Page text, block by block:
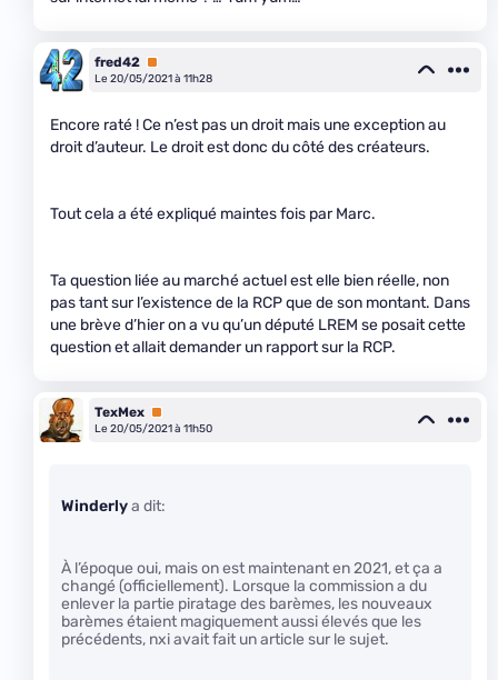
fred42 Premium
Le 20/05/2021 à 11h28
Encore raté ! Ce n’est pas un droit mais une exception au
droit d’auteur. Le droit est donc du côté des créateurs.
Tout cela a été expliqué maintes fois par Marc.
Ta question liée au marché actuel est elle bien réelle, non
pas tant sur l’existence de la RCP que de son montant. Dans
une brève d’hier on a vu qu’un député LREM se posait cette
question et allait demander un rapport sur la RCP.
TexMex Premium
Le 20/05/2021 à 11h50
Winderlya dit:
À l’époque oui, mais on est maintenant en 2021, et ça a
changé (officiellement). Lorsque la commission a du
enlever la partie piratage des barèmes, les nouveaux
barèmes étaient magiquement aussi élevés que les
précédents, nxi avait fait un article sur le sujet.